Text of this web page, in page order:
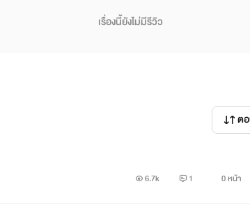
อก็รักแฝดน้องเช่นกันแค่ไม่แสดงออก หลังจากที่เธ
เรื่องนี้ยังไม่มีรีวิว
ต
6.7k 1 0 หน้า